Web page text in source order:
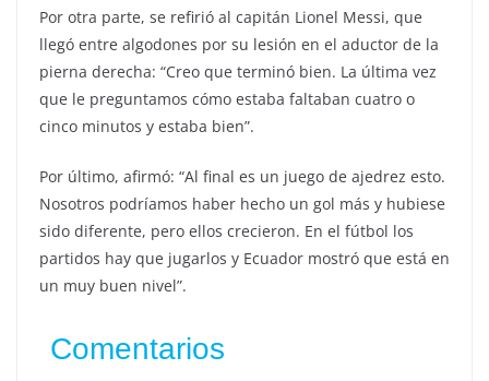
Por otra parte, se refirió al capitán Lionel Messi, que
llegó entre algodones por su lesión en el aductor de la
pierna derecha: “Creo que terminó bien. La última vez
que le preguntamos cómo estaba faltaban cuatro o
cinco minutos y estaba bien”.
Por último, afirmó: “Al final es un juego de ajedrez esto.
Nosotros podríamos haber hecho un gol más y hubiese
sido diferente, pero ellos crecieron. En el fútbol los
partidos hay que jugarlos y Ecuador mostró que está en
un muy buen nivel”.
Comentarios